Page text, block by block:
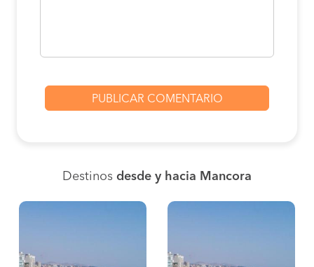
Destinos desde y hacia Mancora